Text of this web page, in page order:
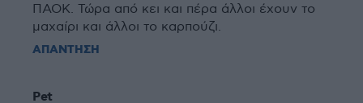
ΠΑΟΚ. Τώρα από κει και πέρα άλλοι έχουν το
μαχαίρι και άλλοι το καρπούζι.
ΑΠΑΝΤΗΣΗ
Pet